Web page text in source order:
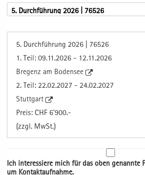
5. Durchführung 2026 | 76526
1. Teil: 09.11.2026 - 12.11.2026
Bregenz am Bodensee
2. Teil: 22.02.2027 - 24.02.2027
Stuttgart
Preis: CHF 6'900.-
(zzgl. MwSt.)
Ich interessiere mich für das oben genannte
um Kontaktaufnahme.